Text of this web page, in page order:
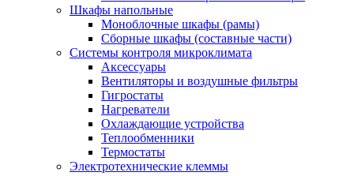
Шкафы напольные
Моноблочные шкафы (рамы)
Сборные шкафы (составные части)
Системы контроля микроклимата
Аксессуары
Вентиляторы и воздушные фильтры
Гигростаты
Нагреватели
Охлаждающие устройства
Теплообменники
Термостаты
Электротехнические клеммы